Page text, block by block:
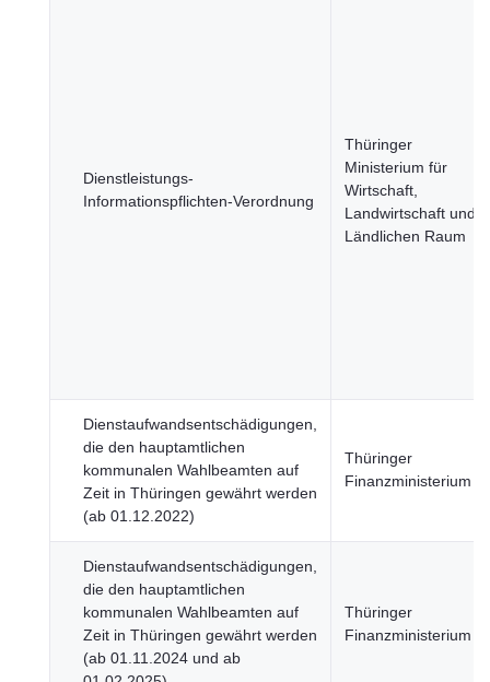
Dienstleistungs-
Informationspflichten-Verordnung
Thüringer
Ministerium für
Wirtschaft,
Landwirtschaft und
Ländlichen Raum
Dienstaufwandsentschädigungen,
die den hauptamtlichen
kommunalen Wahlbeamten auf
Zeit in Thüringen gewährt werden
(ab 01.12.2022)
Thüringer
Finanzministerium
Dienstaufwandsentschädigungen,
die den hauptamtlichen
kommunalen Wahlbeamten auf
Zeit in Thüringen gewährt werden
(ab 01.11.2024 und ab
Thüringer
Finanzministerium